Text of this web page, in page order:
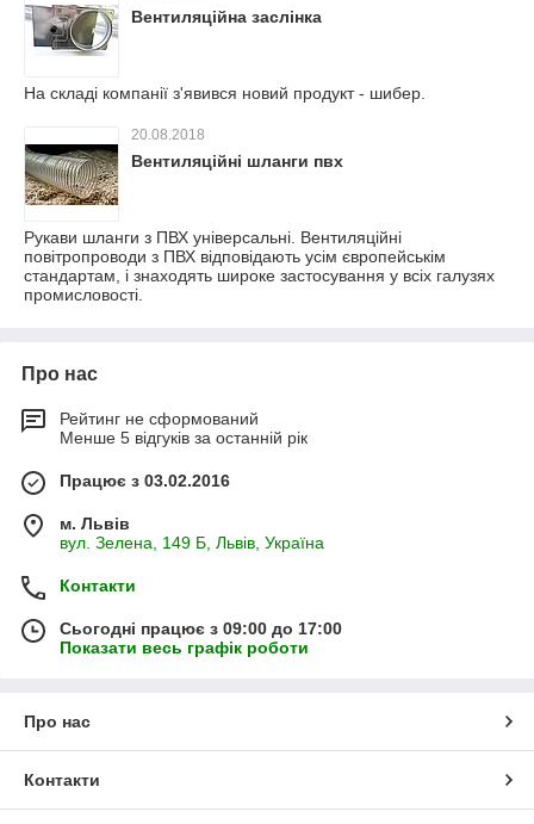
Вентиляційна заслінка
На складі компанії з'явився новий продукт - шибер.
20.08.2018
Вентиляційні шланги пвх
Рукави шланги з ПВХ універсальні. Вентиляційні
повітропроводи з ПВХ відповідають усім європейськім
стандартам, і знаходять широке застосування у всіх галузях
промисловості.
Про нас
Рейтинг не сформований
Менше 5 відгуків за останній рік
Працює з 03.02.2016
м. Львів
вул. Зелена, 149 Б, Львів, Україна
Контакти
Сьогодні працює з 09:00 до 17:00
Показати весь графік роботи
Про нас
Контакти